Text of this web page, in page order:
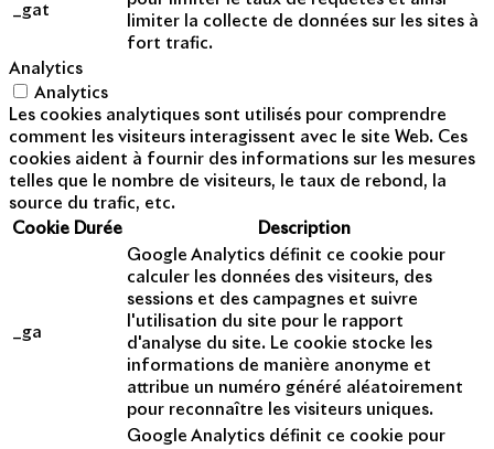
_gat
limiter la collecte de données sur les sites à
fort trafic.
Analytics
Analytics
Les cookies analytiques sont utilisés pour comprendre
comment les visiteurs interagissent avec le site Web. Ces
cookies aident à fournir des informations sur les mesures
telles que le nombre de visiteurs, le taux de rebond, la
source du trafic, etc.
Cookie Durée Description
_ga
Google Analytics définit ce cookie pour
calculer les données des visiteurs, des
sessions et des campagnes et suivre
l'utilisation du site pour le rapport
d'analyse du site. Le cookie stocke les
informations de manière anonyme et
attribue un numéro généré aléatoirement
pour reconnaître les visiteurs uniques.
Google Analytics définit ce cookie pour